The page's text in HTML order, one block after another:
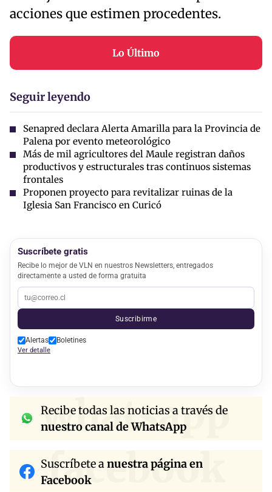
acciones que estimen procedentes.
Lo Último
Seguir leyendo
Senapred declara Alerta Amarilla para la Provincia de
Palena por evento meteorológico
Más de mil agricultores del Maule registran daños
productivos y estructurales tras continuos sistemas
frontales
Proponen proyecto para revitalizar ruinas de la
Iglesia San Francisco en Curicó
Suscríbete gratis
Recibe lo mejor de VLN en nuestros Newsletters, entregados
directamente a usted de forma gratuita
Suscribirme
Alertas Boletines
Ver detalle
whatsapp
Recibe todas las noticias a través de
nuestro canal de WhatsApp
facebook
Suscríbete anuestra página en
Facebook